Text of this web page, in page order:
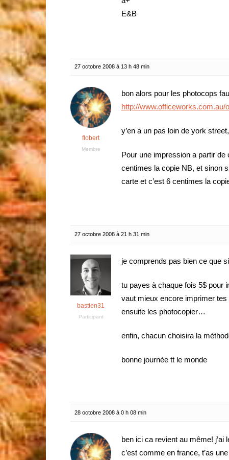
E&B
27 octobre 2008 à 13 h 48 min
flobert
Membre
bon alors pour les photocops
http://www.officeworks.com.au/
y’en a un pas loin de york
Pour une impression a partir de
centimes la copie NB, et sinon
carte et c’est 6 centimes la
27 octobre 2008 à 21 h 31 min
bastien31
Participant
je comprends pas bien ce que
tu payes à chaque fois 5$ pour
vaut mieux encore imprimer
ensuite les photocopier…
enfin, chacun choisira la
bonne journée tt le monde
28 octobre 2008 à 0 h 08 min
ben ici ca revient au même! j’ai
c’est comme en france, t’as